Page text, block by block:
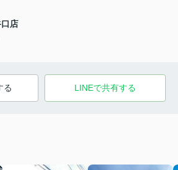
店
る LINEで共有する